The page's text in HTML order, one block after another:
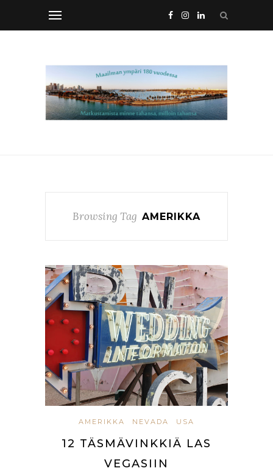
Browsing Tag AMERIKKA
AMERIKKA NEVADA USA
12 TÄSMÄVINKKIÄ LAS
VEGASIIN